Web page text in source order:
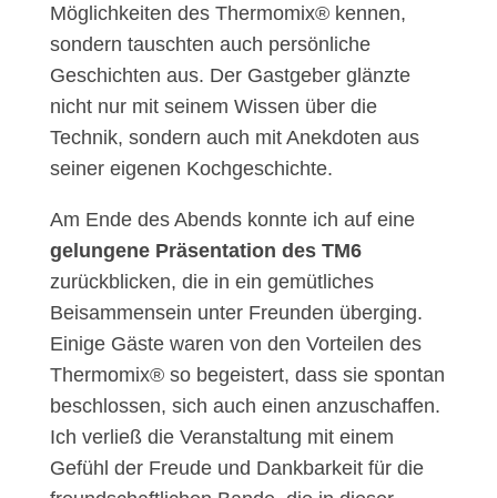
Möglichkeiten des Thermomix® kennen,
sondern tauschten auch persönliche
Geschichten aus. Der Gastgeber glänzte
nicht nur mit seinem Wissen über die
Technik, sondern auch mit Anekdoten aus
seiner eigenen Kochgeschichte.
Am Ende des Abends konnte ich auf eine
gelungene Präsentation des TM6
zurückblicken, die in ein gemütliches
Beisammensein unter Freunden überging.
Einige Gäste waren von den Vorteilen des
Thermomix® so begeistert, dass sie spontan
beschlossen, sich auch einen anzuschaffen.
Ich verließ die Veranstaltung mit einem
Gefühl der Freude und Dankbarkeit für die